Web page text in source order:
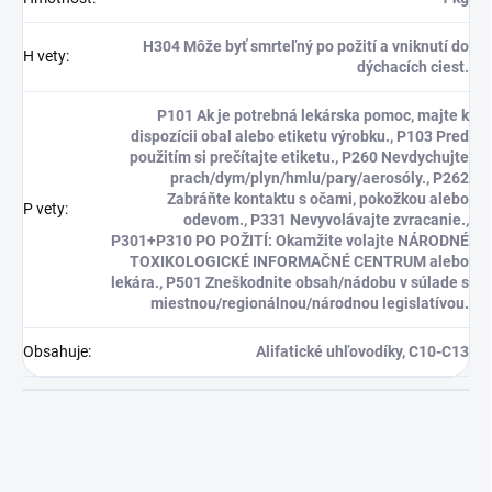
H vety:
H304 Môže byť smrteľný po požití a vniknutí do
dýchacích ciest.
P vety:
P101 Ak je potrebná lekárska pomoc, majte k
dispozícii obal alebo etiketu výrobku., P103 Pred
použitím si prečítajte etiketu., P260 Nevdychujte
prach/dym/plyn/hmlu/pary/aerosóly., P262
Zabráňte kontaktu s očami, pokožkou alebo
odevom., P331 Nevyvolávajte zvracanie.,
P301+P310 PO POŽITÍ: Okamžite volajte NÁRODNÉ
TOXIKOLOGICKÉ INFORMAČNÉ CENTRUM alebo
lekára., P501 Zneškodnite obsah/nádobu v súlade s
miestnou/regionálnou/národnou legislatívou.
Obsahuje: Alifatické uhľovodíky, C10-C13